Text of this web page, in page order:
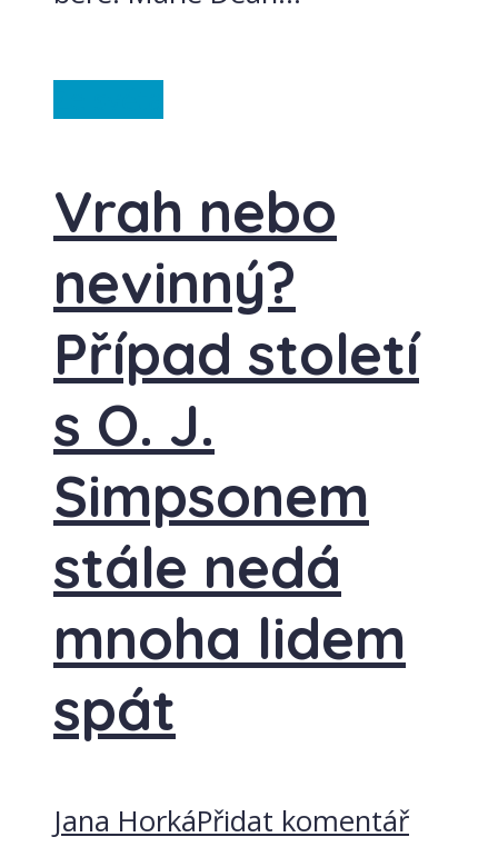
Vrah nebo
nevinný?
Případ století
s O. J.
Simpsonem
stále nedá
mnoha lidem
spát
Jana HorkáPřidat komentář